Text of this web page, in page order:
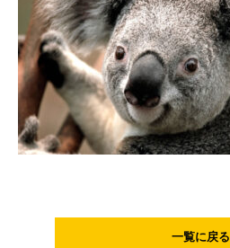
一覧に戻る